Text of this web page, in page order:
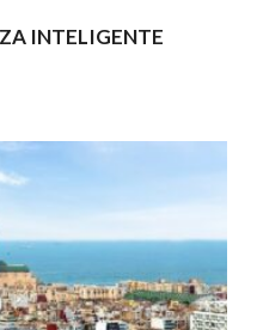
INTELIGENTE